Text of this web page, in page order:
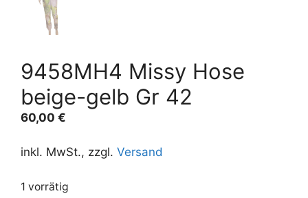
9458MH4 Missy Hose
beige-gelb Gr 42
60,00 €
inkl. MwSt., zzgl. Versand
1 vorrätig